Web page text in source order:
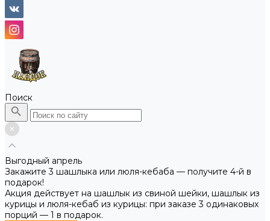
Поиск
Выгодный апрель
Закажите 3 шашлыка или люля-кебаба — получите 4-й в
подарок!
Акция действует на шашлык из свиной шейки, шашлык из
курицы и люля-кебаб из курицы: при заказе 3 одинаковых
порций — 1 в подарок.